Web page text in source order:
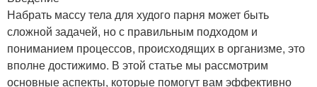
Набрать массу тела для худого парня может быть
сложной задачей, но с правильным подходом и
пониманием процессов, происходящих в организме, это
вполне достижимо. В этой статье мы рассмотрим
основные аспекты, которые помогут вам эффективно